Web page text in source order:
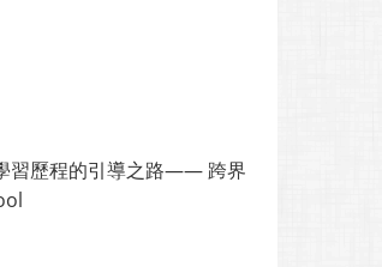
習歷程的引導之路—— 跨界